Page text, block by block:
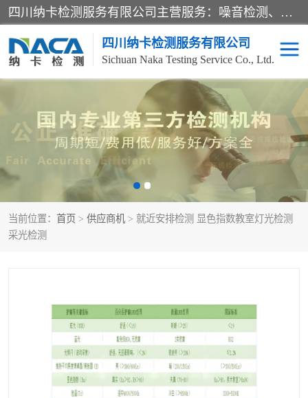
四川纳卡检测服务有限公司主营服务：噪音检测、灯光检测、防护网检测、磁性检测、无损检测、燃烧等级检测；本着严谨、规范的态度严格执行国家现行标准、规范及规程，奉行“科学公正、准确、持续改进、诚信服务”的企业价值和“科学、信誉、服务”的企业宗旨，竭诚为广大客户服务。
四川纳卡检测服务有限公司
Sichuan Naka Testing Service Co., Ltd.
当前位置： 首页 > 供应商机 > 就近安排检测 显色指数教室灯光检测
采光检测
噪音检测 灯光检测
防护网检测 磁性检测
燃烧等级检测
可靠性检测 产品检测